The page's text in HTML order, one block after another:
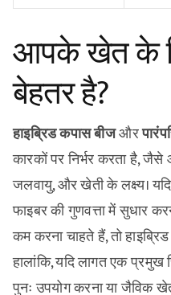
आपके खेत के
बेहतर है?
हाइब्रिड कपास बीजऔर
कारकों पर निर्भर करता है,
जलवायु, और खेती के लक्ष्य।
फाइबर की गुणवत्ता में सुधार
कम करना चाहते हैं, तो
हालांकि, यदि लागत एक
पुनः उपयोग करना या जैविक